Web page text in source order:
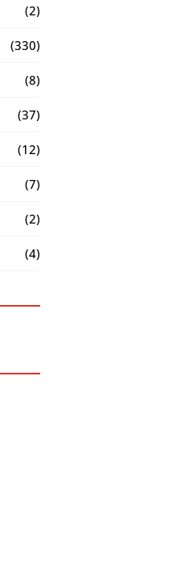
(2)
(330)
(8)
(37)
(12)
(7)
(2)
(4)